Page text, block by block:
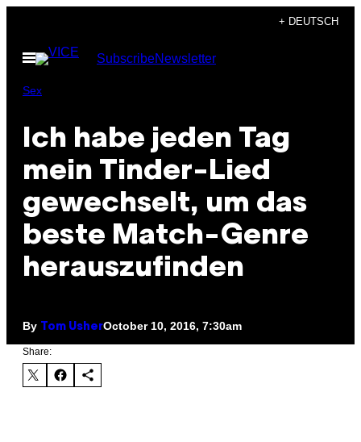
content
+ DEUTSCH
Open
Menu
SubscribeNewsletter
Sex
Ich habe jeden Tag
mein Tinder-Lied
gewechselt, um das
beste Match-Genre
herauszufinden
By Tom UsherOctober 10, 2016, 7:30am
Share: